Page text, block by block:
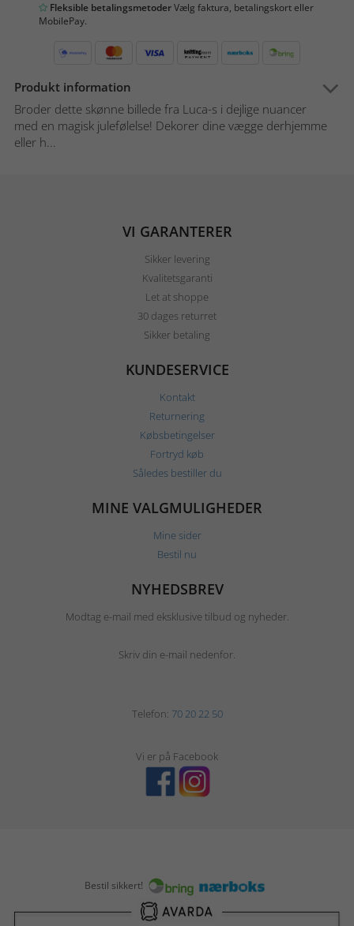
Fleksible betalingsmetoderVælg faktura, betalingskort eller
MobilePay.
Produkt information
Broder dette skønne billede fra Luca-s i dejlige nuancer
med en magisk julefølelse! Dekorer dine vægge derhjemme
eller h...
VI GARANTERER
Sikker levering
Kvalitetsgaranti
Let at shoppe
30 dages returret
Sikker betaling
KUNDESERVICE
Kontakt
Returnering
Købsbetingelser
Fortryd køb
Således bestiller du
MINE VALGMULIGHEDER
Mine sider
Bestil nu
NYHEDSBREV
Modtag e-mail med eksklusive tilbud og nyheder.
Skriv din e-mail nedenfor.
Telefon: 70 20 22 50
Vi er på Facebook
Bestil sikkert!